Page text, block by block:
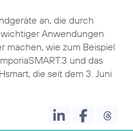
an, die durch
Anwendungen
machen, wie zum Beispiel
und das
die seit dem 3. Juni